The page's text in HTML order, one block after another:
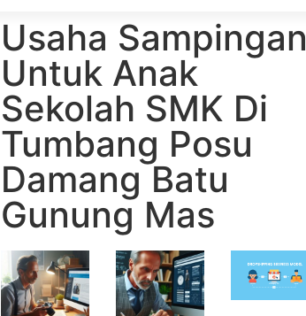
Usaha Sampingan
Untuk Anak
Sekolah SMK Di
Tumbang Posu
Damang Batu
Gunung Mas